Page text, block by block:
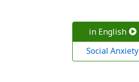
in English
Social Anxiety